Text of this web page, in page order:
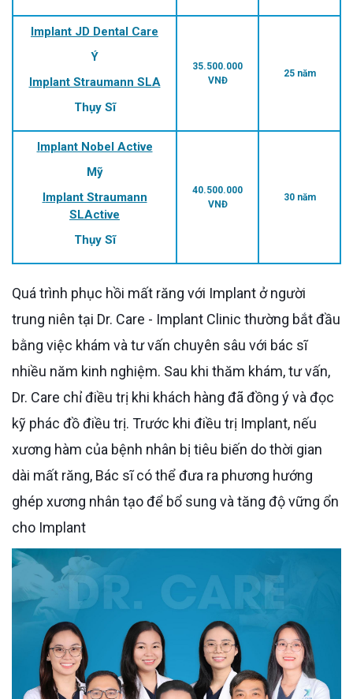
Implant JD Dental Care
Ý
Implant Straumann SLA
Thụy Sĩ
35.500.000
VNĐ
25 năm
Implant Nobel Active
Mỹ
Implant Straumann
SLActive
Thụy Sĩ
40.500.000
VNĐ
30 năm
Quá trình phục hồi mất răng với Implant ở người
trung niên tại Dr. Care - Implant Clinic thường bắt đầu
bằng việc khám và tư vấn chuyên sâu với bác sĩ
nhiều năm kinh nghiệm. Sau khi thăm khám, tư vấn,
Dr. Care chỉ điều trị khi khách hàng đã đồng ý và đọc
kỹ phác đồ điều trị. Trước khi điều trị Implant, nếu
xương hàm của bệnh nhân bị tiêu biến do thời gian
dài mất răng, Bác sĩ có thể đưa ra phương hướng
ghép xương nhân tạo để bổ sung và tăng độ vững ổn
cho Implant